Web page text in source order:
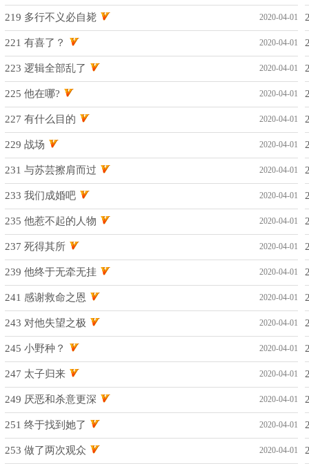
219 多行不义必自毙 2020-04-01
221 有喜了？ 2020-04-01
223 逻辑全部乱了 2020-04-01
225 他在哪? 2020-04-01
227 有什么目的 2020-04-01
229 战场 2020-04-01
231 与苏芸擦肩而过 2020-04-01
233 我们成婚吧 2020-04-01
235 他惹不起的人物 2020-04-01
237 死得其所 2020-04-01
239 他终于无牵无挂 2020-04-01
241 感谢救命之恩 2020-04-01
243 对他失望之极 2020-04-01
245 小野种？ 2020-04-01
247 太子归来 2020-04-01
249 厌恶和杀意更深 2020-04-01
251 终于找到她了 2020-04-01
253 做了两次观众 2020-04-01